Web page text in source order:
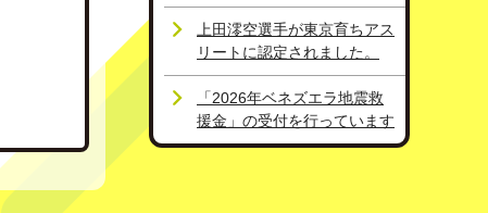
上田澪空選手が東京育ちアス
リートに認定されました。
「2026年ベネズエラ地震救
援金」の受付を行っています